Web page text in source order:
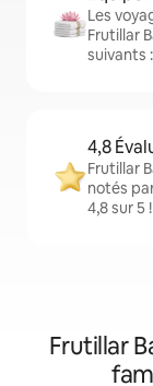
Les
Frutillar
suivants
4,8
Frutillar
notés
4,8 sur 5 !
Frutillar